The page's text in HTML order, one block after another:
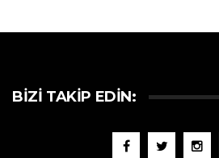
BIZI TAKIP EDIN: